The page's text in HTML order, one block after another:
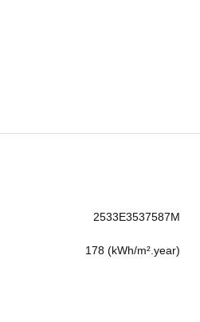
2533E3537587M
178 (kWh/m².year)